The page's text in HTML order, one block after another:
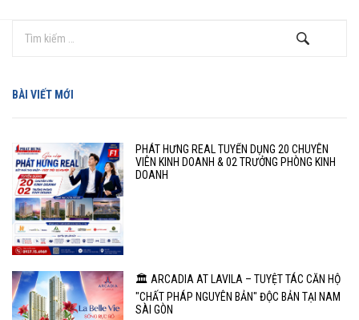
BÀI VIẾT MỚI
PHÁT HƯNG REAL TUYỂN DỤNG 20 CHUYÊN
VIÊN KINH DOANH & 02 TRƯỞNG PHÒNG KINH
DOANH
🏛️ ARCADIA AT LAVILA – TUYỆT TÁC CĂN HỘ
"CHẤT PHÁP NGUYÊN BẢN" ĐỘC BẢN TẠI NAM
SÀI GÒN